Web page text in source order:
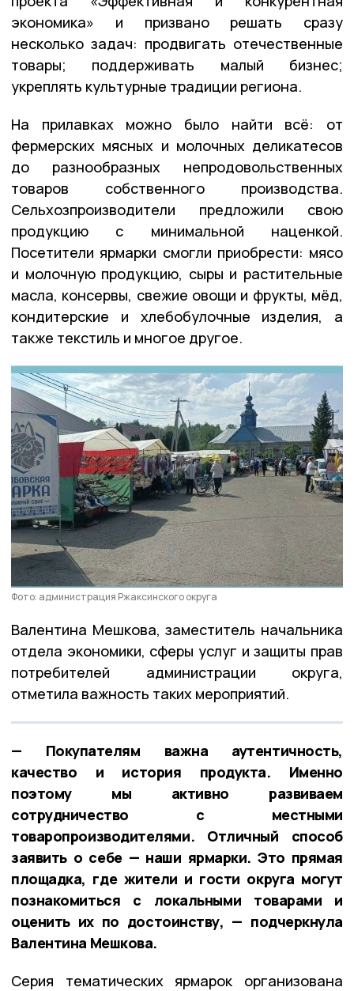
экономика» и призвано решать сразу
несколько задач: продвигать отечественные
товары; поддерживать малый бизнес;
укреплять культурные традиции региона.
На прилавках можно было найти всё: от
фермерских мясных и молочных деликатесов
до разнообразных непродовольственных
товаров собственного производства.
Сельхозпроизводители предложили свою
продукцию с минимальной наценкой.
Посетители ярмарки смогли приобрести: мясо
и молочную продукцию, сыры и растительные
масла, консервы, свежие овощи и фрукты, мёд,
кондитерские и хлебобулочные изделия, а
также текстиль и многое другое.
Фото: администрация Ржаксинского округа
Валентина Мешкова, заместитель начальника
отдела экономики, сферы услуг и защиты прав
потребителей администрации округа,
отметила важность таких мероприятий.
— Покупателям важна аутентичность,
качество и история продукта. Именно
поэтому мы активно развиваем
сотрудничество с местными
товаропроизводителями. Отличный способ
заявить о себе — наши ярмарки. Это прямая
площадка, где жители и гости округа могут
познакомиться с локальными товарами и
оценить их по достоинству, — подчеркнула
Валентина Мешкова.
Серия тематических ярмарок организована